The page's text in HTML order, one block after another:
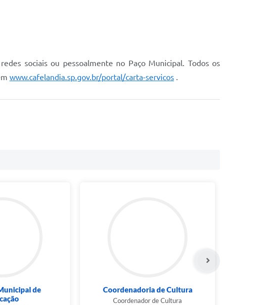
sociais ou pessoalmente no Paço Municipal. Todos os
www.cafelandia.sp.gov.br/portal/carta-servicos .
de
Coordenadoria de Cultura
Coordenador de Cultura